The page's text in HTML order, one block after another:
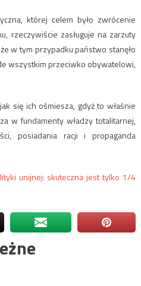
której celem było zwrócenie
rzeczywiście zasługuje na zarzuty
w tym przypadku państwo stanęło
wszystkim przeciwko obywatelowi,
się ich ośmiesza, gdyż to właśnie
w fundamenty władzy totalitarnej,
posiadania racji i propaganda
unijnej: skuteczna jest tylko 1/4